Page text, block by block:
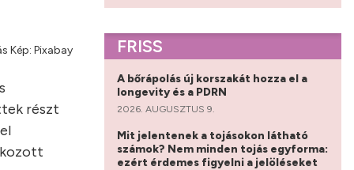
Kép: Pixabay
részt
FRISS
A bőrápolás új korszakát hozza el a
longevity és a PDRN
2026. AUGUSZTUS 9.
Mit jelentenek a tojásokon látható
számok? Nem minden tojás egyforma:
ezért érdemes figyelni a jelöléseket